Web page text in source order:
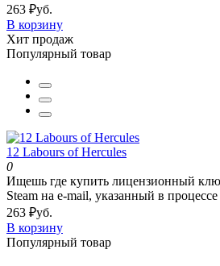
263 ₽уб.
В корзину
Хит продаж
Популярный товар
12 Labours of Hercules
0
Ищешь где купить лицензионный
Steam на e-mail, указанный в
263 ₽уб.
В корзину
Популярный товар